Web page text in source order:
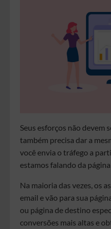
Seus esforços não devem
também precisa dar a
você envia o tráfego a
estamos falando da
Na maioria das vezes, os
email e vão para sua
ou página de destino
conversões mais altas e